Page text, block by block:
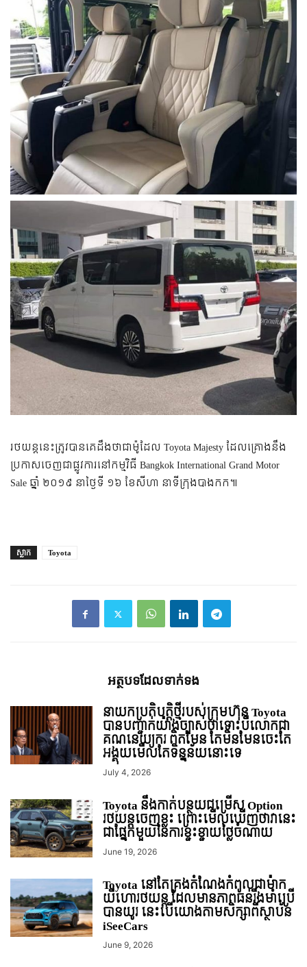
រថយន្ត​នេះ​ត្រូវ​បាន​គេ​ដឹង​ថា​ជា​ម៉ូដែល Toyota Majesty ដែល​គ្រោង​នឹង​
ប្រកាស​ចេញ​ជា​ផ្លូវ​ការ​នៅ​កម្មវិធី Bangkok International Grand Motor
Sale ឆ្នាំ ២០១៩ នា​ថ្ងៃ​ទី ១៦ ខែ​សីហា នា​ទីក្រុង​បាងកក៕
ស្លាក Toyota
អត្ថបទ​ដែល​ទាក់ទង
នាយកប្រតិបត្តិថ្មីរបស់ក្រុមហ៊ុន Toyota
បានបញ្ជាក់យ៉ាងច្បាស់ថាទោះបីលោកជា
គណនេយ្យករ ពិតមែន តែមិនមែនចេះតែ
អង្គុយមើលតែទិន្នន័យនោះទេ
July 4, 2026
Toyota នឹងកាត់បន្ថយជម្រើស Option
រថយន្ដចេញខ្លះ ព្រោះមើលឃើញថាវានេះ
ជាផ្នែកមួយនៃការខ្ជះខ្ជាយថ្លៃចំណាយ
June 19, 2026
Toyota នៅតែគ្រងតំណែងកំពូលជាម៉ាក
យីហោរថយន្ដ ដែលមានភាពធន់រឹងមាំប្រើ
បានយូរ នេះបើយោងតាមសិក្សាពីស្ថាប័ន
iSeeCars
June 9, 2026